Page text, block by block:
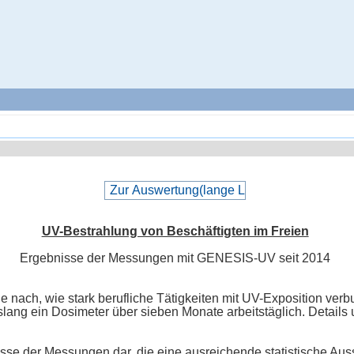
UV-Bestrahlung von Beschäftigten im Freien
Ergebnisse der Messungen mit GENESIS-UV seit 2014
nach, wie stark berufliche Tätigkeiten mit UV-Exposition
ein Dosimeter über sieben Monate arbeitstäglich.